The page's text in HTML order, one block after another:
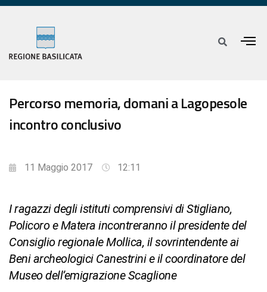
Percorso memoria, domani a Lagopesole
incontro conclusivo
11 Maggio 2017 12:11
I ragazzi degli istituti comprensivi di Stigliano,
Policoro e Matera incontreranno il presidente del
Consiglio regionale Mollica, il sovrintendente ai
Beni archeologici Canestrini e il coordinatore del
Museo dell’emigrazione Scaglione